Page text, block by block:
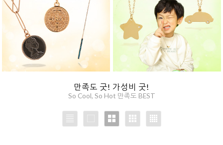
만족도 굿! 가성비 굿!
So Cool, So Hot 만족도 BEST